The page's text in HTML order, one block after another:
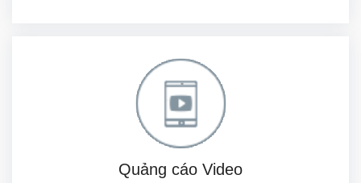
Quảng cáo Video